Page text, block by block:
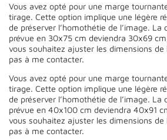
Vous avez opté pour une marge
tirage. Cette option implique une légère
de préserver l’homothétie de l’image.
prévue en 30x75 cm deviendra 30x69
vous souhaitez ajuster les dimensions de
pas à me contacter.
Vous avez opté pour une marge
tirage. Cette option implique une légère
de préserver l’homothétie de l’image.
prévue en 40x100 cm deviendra 40x91
vous souhaitez ajuster les dimensions de
pas à me contacter.